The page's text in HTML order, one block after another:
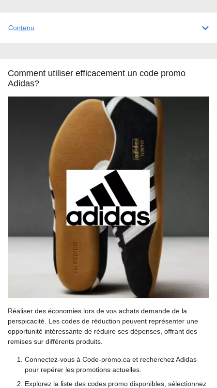
Contenu
Comment utiliser efficacement un code promo
Adidas?
Réaliser des économies lors de vos achats demande de la
perspicacité. Les codes de réduction peuvent représenter une
opportunité intéressante de réduire ses dépenses, offrant des
remises sur différents produits.
Connectez-vous à Code-promo.ca et recherchez Adidas
pour repérer les promotions actuelles.
Explorez la liste des codes promo disponibles, sélectionnez